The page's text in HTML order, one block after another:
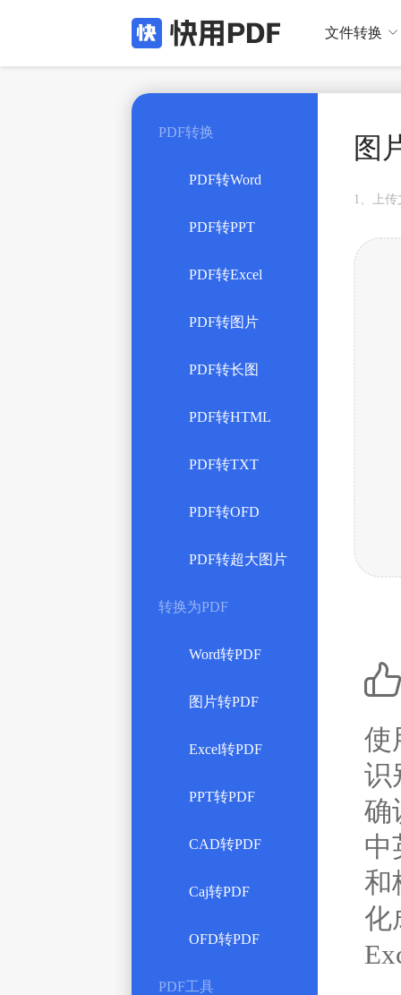
文件转换 
PDF转换
PDF转Word
PDF转PPT
PDF转Excel
PDF转图片
PDF转长图
PDF转HTML
PDF转TXT
PDF转OFD
PDF转超大图片
转换为PDF
Word转PDF
图片转PDF
Excel转PDF
PPT转PDF
CAD转PDF
Caj转PDF
OFD转PDF
PDF工具
图
1、上

使
识
确
中
和
化